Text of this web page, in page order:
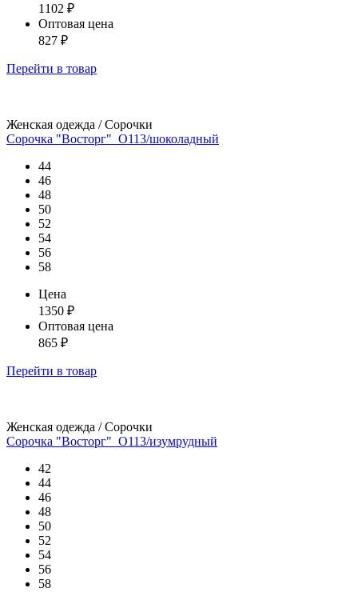
1102 ₽
Оптовая цена
827 ₽
Перейти в товар
Женская одежда / Сорочки
Сорочка "Восторг"_О113/шоколадный
44
46
48
50
52
54
56
58
Цена
1350 ₽
Оптовая цена
865 ₽
Перейти в товар
Женская одежда / Сорочки
Сорочка "Восторг"_О113/изумрудный
42
44
46
48
50
52
54
56
58